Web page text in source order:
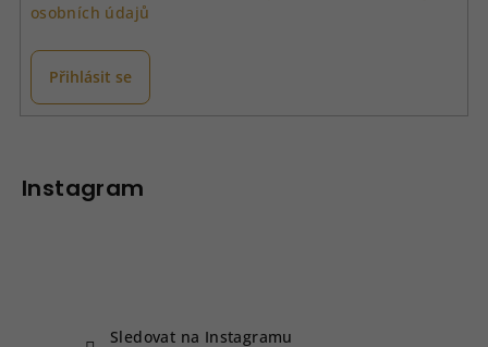
osobních údajů
Přihlásit se
Instagram
Sledovat na Instagramu